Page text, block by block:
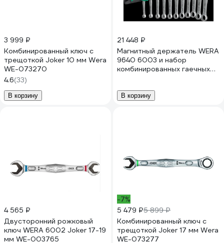
3 999 ₽
Комбинированный ключ с
трещоткой Joker 10 мм Wera
WE-073270
4.6(33)
В корзину
21 448 ₽
Магнитный держатель WERA
9640 6003 и набор
комбинированных гаечных
В корзину
4 565 ₽
Двусторонний рожковый
ключ WERA 6002 Joker 17-19
мм WE-003765
-7%
5 479 ₽5 899 ₽
Комбинированный ключ с
трещоткой Joker 17 мм Wera
WE-073277